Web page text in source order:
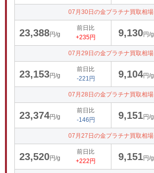
07月30日の金プラチナ買取相場
23,388円/g
前日比
+235円
9,130円/g
07月29日の金プラチナ買取相場
23,153円/g
前日比
-221円
9,104円/g
07月28日の金プラチナ買取相場
23,374円/g
前日比
-146円
9,151円/g
07月27日の金プラチナ買取相場
23,520円/g
前日比
+222円
9,151円/g